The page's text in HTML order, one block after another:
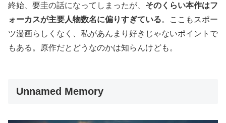
終始、要圭の話になってしまったが、 そのくらい本作はフ
ォーカスが主要人物数名に偏りすぎている。ここもスポー
ツ漫画らしくなく、私があんまり好きじゃないポイントで
もある。原作だとどうなのかは知らんけども。
Unnamed Memory